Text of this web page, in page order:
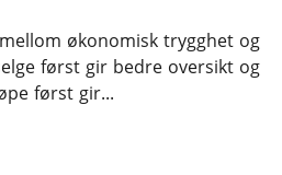
økonomisk trygghet og
først gir bedre oversikt og
først gir...